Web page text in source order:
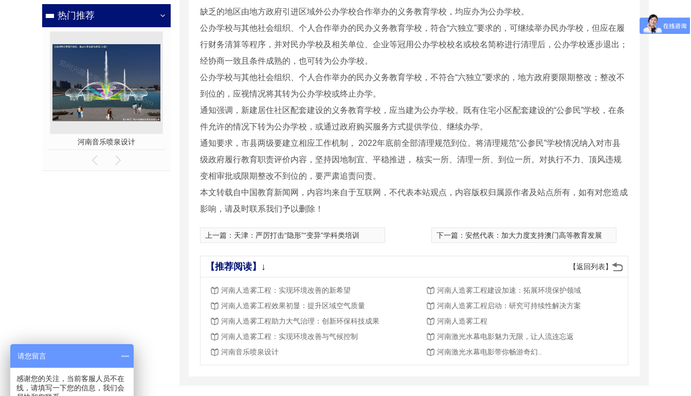
热门推荐
广场梅花形音乐喷泉3 广场梅花形音乐喷泉1
缺乏的地区由地方政府引进区域外公办学校合作举办的义务教育学校，均应办为公办学校。
公办学校与其他社会组织、个人合作举办的民办义务教育学校，符合“六独立”要求的，可继续举办民办学校，但应在履
行财务清算等程序，并对民办学校及相关单位、企业等冠用公办学校校名或校名简称进行清理后，公办学校逐步退出；
经协商一致且条件成熟的，也可转为公办学校。
公办学校与其他社会组织、个人合作举办的民办义务教育学校，不符合“六独立”要求的，地方政府要限期整改；整改不
到位的，应视情况将其转为公办学校或终止办学。
通知强调，新建居住社区配套建设的义务教育学校，应当建为公办学校。既有住宅小区配套建设的“公参民”学校，在条
件允许的情况下转为公办学校，或通过政府购买服务方式提供学位、继续办学。
通知要求，市县两级要建立相应工作机制， 2022年底前全部清理规范到位。将清理规范“公参民”学校情况纳入对市县
级政府履行教育职责评价内容，坚持因地制宜、平稳推进， 核实一所、清理一所、到位一所。对执行不力、顶风违规
变相审批或限期整改不到位的，要严肃追责问责。
本文转载自中国教育新闻网，内容均来自于互联网，不代表本站观点，内容版权归属原作者及站点所有，如有对您造成
影响，请及时联系我们予以删除！
上一篇： 天津：严厉打击“隐形”“变异”学科类培训 下一篇： 安然代表：加大力度支持澳门高等教育发展
【返回列表】
【推荐阅读】↓
河南人造雾工程：实现环境改善的新希望
河南人造雾工程建设加速：拓展环境保护领域
河南人造雾工程效果初显：提升区域空气质量
河南人造雾工程启动：研究可持续性解决方案
河南人造雾工程助力大气治理：创新环保科技成果
河南人造雾工程
河南人造雾工程：实现环境改善与气候控制
河南激光水幕电影魅力无限，让人流连忘返
河南音乐喷泉设计
河南激光水幕电影带你畅游奇幻..
请您留言
感谢您的关注，当前客服人员不在
线，请填写一下您的信息，我们会